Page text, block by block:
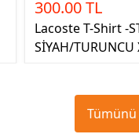
300.00 TL
Lacoste T-Shirt -
SİYAH/TURUNCU